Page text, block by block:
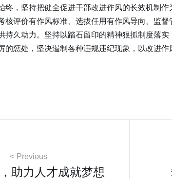
终，坚持把健全促进干部改进作风的长效机制
核评价有作风标准、选拔任用有作风导向、监
持久动力。坚持以踏石留印的精神狠抓制度落实
的惩处，坚决遏制各种违规违纪现象，以改进作
Previous
助力人才成就梦想